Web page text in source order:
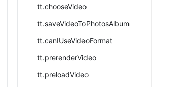
tt.chooseVideo
tt.saveVideoToPhotosAlbum
tt.canIUseVideoFormat
tt.prerenderVideo
tt.preloadVideo